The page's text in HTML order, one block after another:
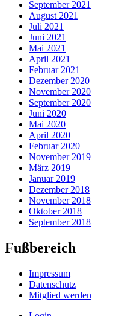
September 2021
August 2021
Juli 2021
Juni 2021
Mai 2021
April 2021
Februar 2021
Dezember 2020
November 2020
September 2020
Juni 2020
Mai 2020
April 2020
Februar 2020
November 2019
März 2019
Januar 2019
Dezember 2018
November 2018
Oktober 2018
September 2018
Fußbereich
Impressum
Datenschutz
Mitglied werden